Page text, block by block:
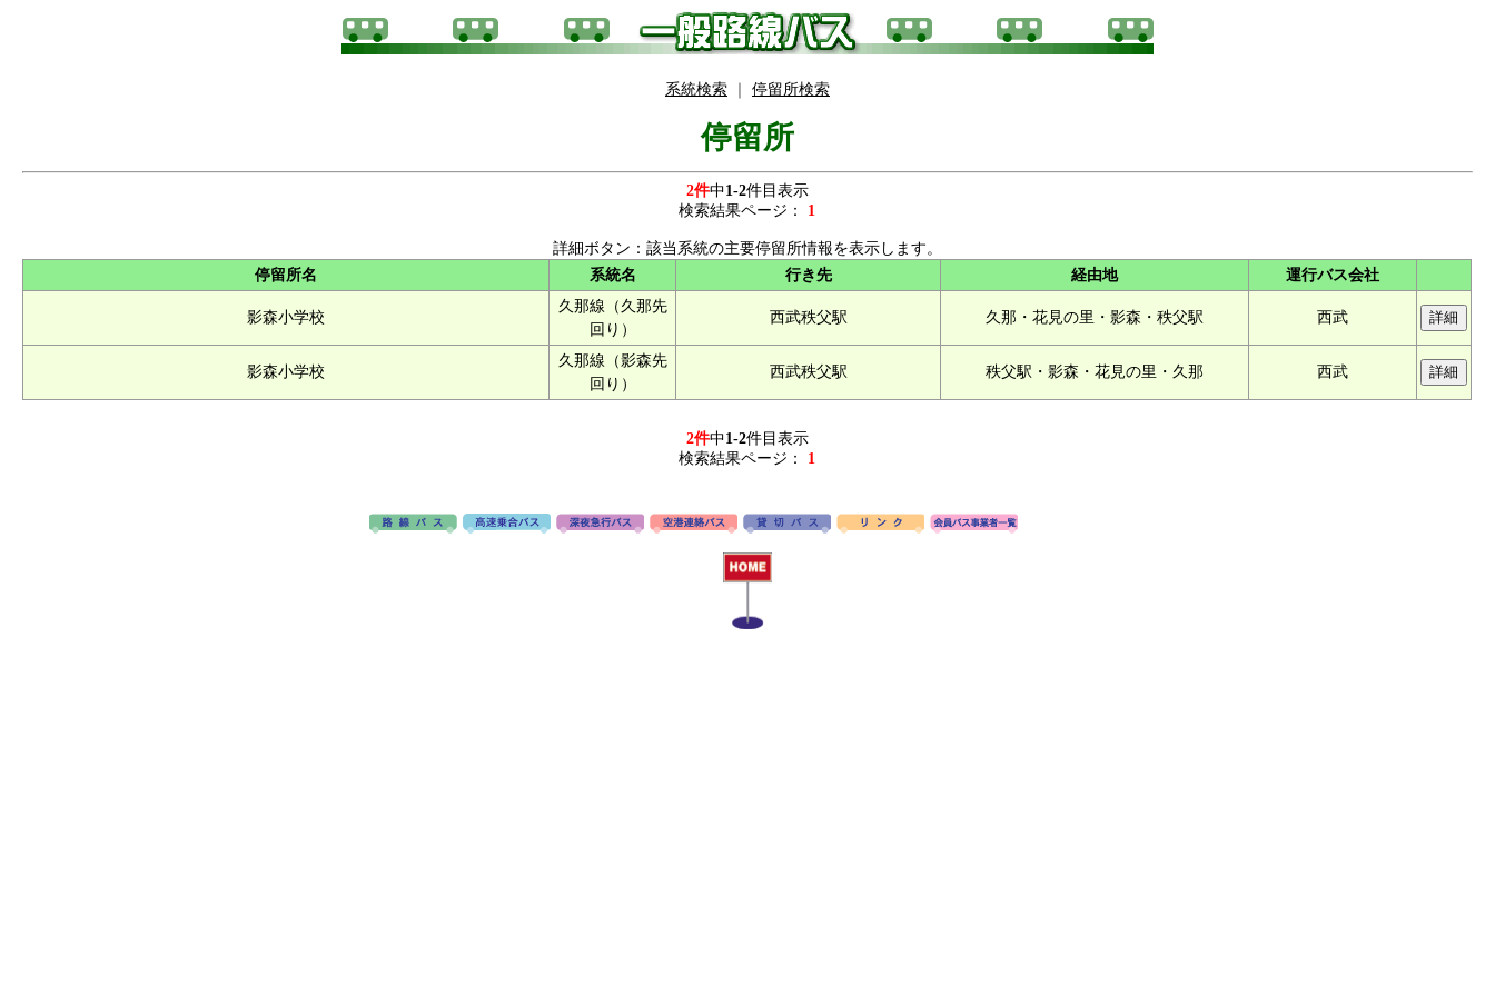
系統検索 停留所検索
停留所
2件中1-2件目表示
検索結果ページ：
1
詳細ボタン：該当系統の主要停留所情報を表示します。
停留所名
系統名 行き先 経由地 運行バス会社
影森小学校
久那線（久那先
回り）
西武秩父駅 久那・花見の里・影森・秩父駅 西武
影森小学校
久那線（影森先
回り）
西武秩父駅 秩父駅・影森・花見の里・久那 西武
2件中1-2件目表示
検索結果ページ：
1